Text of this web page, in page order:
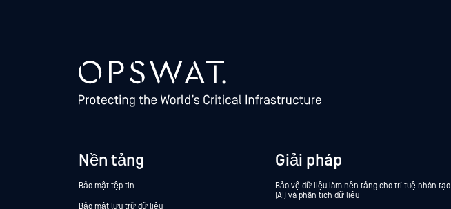
Nền tảng
Bảo mật tệp tin
Bảo mật lưu trữ dữ liệu
Giải pháp
Bảo vệ dữ liệu làm nền tảng cho trí tuệ nhân tạo
(AI) và phân tích dữ liệu